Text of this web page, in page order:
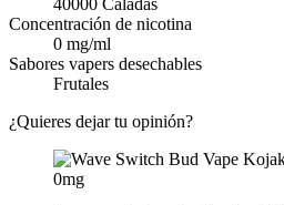
Concentración de nicotina
0 mg/ml
Sabores vapers desechables
Frutales
¿Quieres dejar tu opinión?